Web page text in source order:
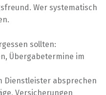
Wer systematisch
sollten:
Übergabetermine im
Dienstleister absprechen
Versicherungen